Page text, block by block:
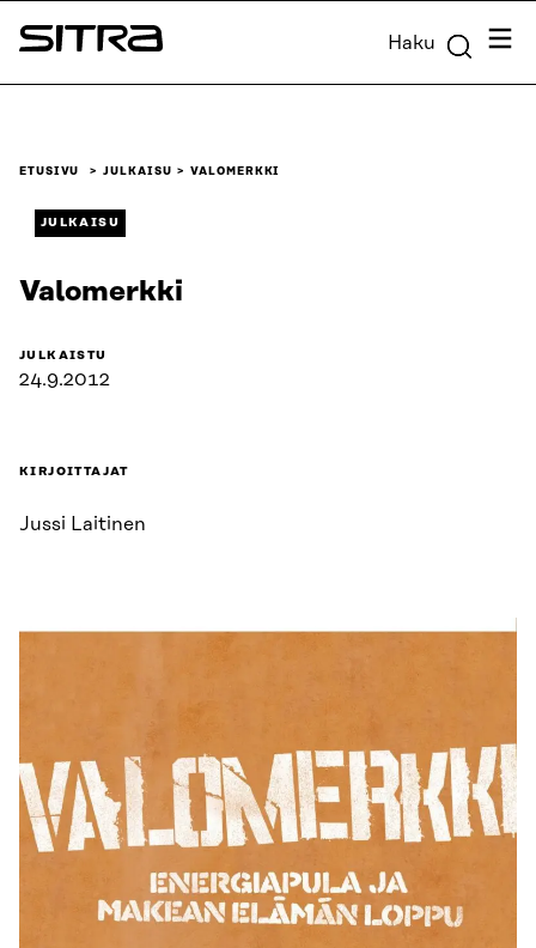
Siirry
suoraan
Sitra Haku
ETUSIVU JULKAISU VALOMERKKI
JULKAISU
Valomerkki
JULKAISTU
24.9.2012
KIRJOITTAJAT
Jussi Laitinen